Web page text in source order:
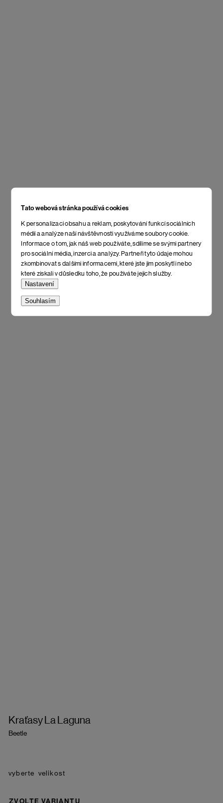
Tato webová stránka používá cookies
K personalizaci obsahu a reklam, poskytování funkcí sociálních
médií a analýze naší návštěvnosti využíváme soubory cookie.
Informace o tom, jak náš web používáte, sdílíme se svými partnery
pro sociální média, inzerci a analýzy. Partneři tyto údaje mohou
zkombinovat s dalšími informacemi, které jste jim poskytli nebo
které získali v důsledku toho, že používáte jejich služby.
Nastavení
Souhlasím
Kraťasy La Laguna
Beetle
velikost
ZVOLTE VARIANTU